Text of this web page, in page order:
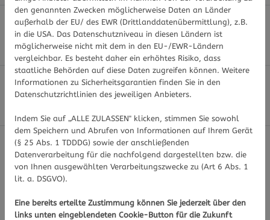
Vitamin D
Fettiger Fisch, Eier,
angereicherte
Milchprodukte
Magnesium
Nüsse, Samen, Vollkorn,
Hülsenfrüchte, dunkle
Zink
Vollkornprodukte
den genannten Zwecken möglicherweise Daten an Länder
außerhalb der EU/ des EWR (Drittlanddatenübermittlung), z.B.
in die USA. Das Datenschutzniveau in diesen Ländern ist
möglicherweise nicht mit dem in den EU-/EWR-Ländern
vergleichbar. Es besteht daher ein erhöhtes Risiko, dass
staatliche Behörden auf diese Daten zugreifen können. Weitere
Informationen zu Sicherheitsgarantien finden Sie in den
Datenschutzrichtlinien des jeweiligen Anbieters.
Indem Sie auf „ALLE ZULASSEN" klicken, stimmen Sie sowohl
dem Speichern und Abrufen von Informationen auf Ihrem Gerät
(§ 25 Abs. 1 TDDDG) sowie der anschließenden
Datenverarbeitung für die nachfolgend dargestellten bzw. die
von Ihnen ausgewählten Verarbeitungszwecke zu (Art 6 Abs. 1
lit. a. DSGVO).
Eine bereits erteilte Zustimmung können Sie jederzeit über den
links unten eingeblendeten Cookie-Button für die Zukunft